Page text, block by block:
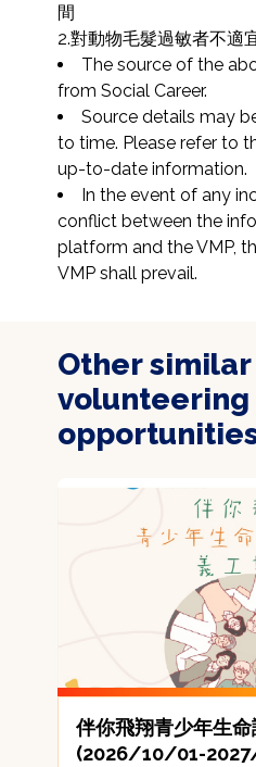
間
2.對動物毛髮過敏者不適
The source of the
from Social Career.
Source details may
to time. Please refer to
up-to-date information.
In the event of any
conflict between the
platform and the VMP,
VMP shall prevail.
Other similar
volunteering
伴你飛翔青少年生命
(2026/10/01-